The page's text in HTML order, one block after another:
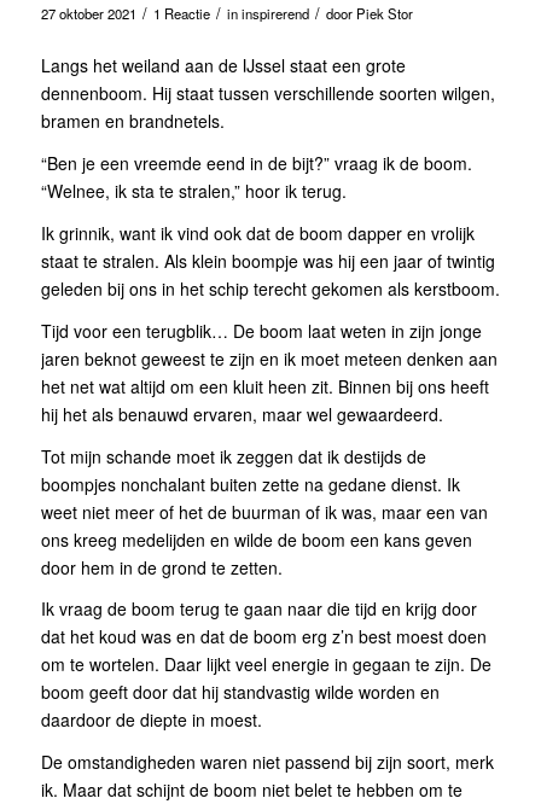
27 oktober 2021 / 1 Reactie / ininspirerend / door Piek Stor
Langs het weiland aan de IJssel staat een grote
dennenboom. Hij staat tussen verschillende soorten wilgen,
bramen en brandnetels.
“Ben je een vreemde eend in de bijt?” vraag ik de boom.
“Welnee, ik sta te stralen,” hoor ik terug.
Ik grinnik, want ik vind ook dat de boom dapper en vrolijk
staat te stralen. Als klein boompje was hij een jaar of twintig
geleden bij ons in het schip terecht gekomen als kerstboom.
Tijd voor een terugblik… De boom laat weten in zijn jonge
jaren beknot geweest te zijn en ik moet meteen denken aan
het net wat altijd om een kluit heen zit. Binnen bij ons heeft
hij het als benauwd ervaren, maar wel gewaardeerd.
Tot mijn schande moet ik zeggen dat ik destijds de
boompjes nonchalant buiten zette na gedane dienst. Ik
weet niet meer of het de buurman of ik was, maar een van
ons kreeg medelijden en wilde de boom een kans geven
door hem in de grond te zetten.
Ik vraag de boom terug te gaan naar die tijd en krijg door
dat het koud was en dat de boom erg z’n best moest doen
om te wortelen. Daar lijkt veel energie in gegaan te zijn. De
boom geeft door dat hij standvastig wilde worden en
daardoor de diepte in moest.
De omstandigheden waren niet passend bij zijn soort, merk
ik. Maar dat schijnt de boom niet belet te hebben om te